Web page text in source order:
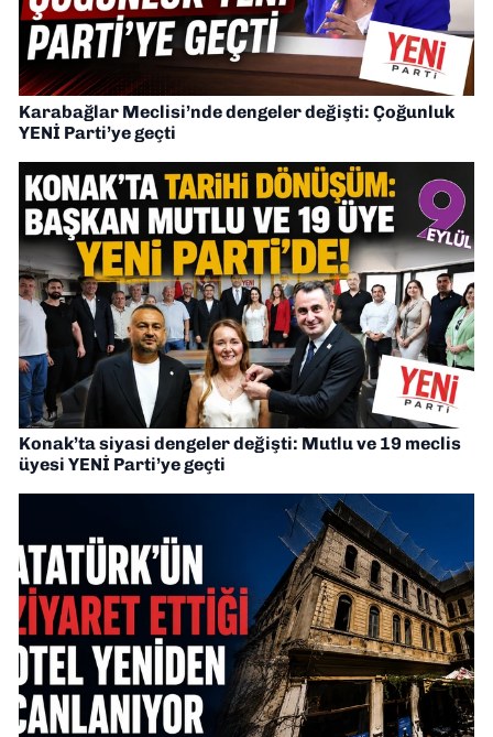
Karabağlar Meclisi’nde dengeler değişti: Çoğunluk
YENİ Parti’ye geçti
Konak’ta siyasi dengeler değişti: Mutlu ve 19 meclis
üyesi YENİ Parti’ye geçti